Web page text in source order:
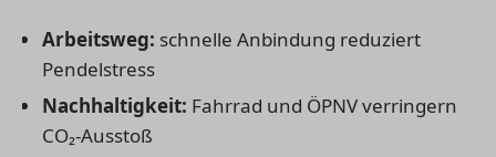
Arbeitsweg: schnelle Anbindung reduziert
Pendelstress
Nachhaltigkeit: Fahrrad und ÖPNV verringern
CO₂-Ausstoß